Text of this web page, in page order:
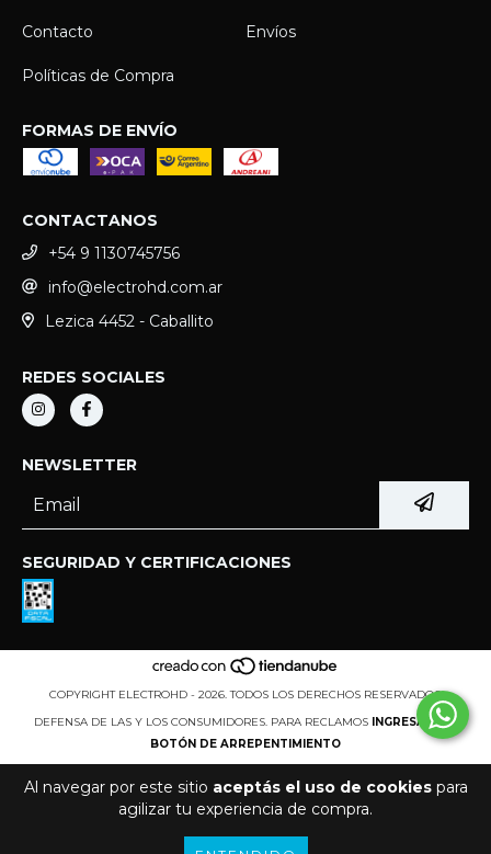
Al navegar por este sitio aceptás el uso de cookiespara
agilizar tu experiencia de compra.
Contacto Envíos
Políticas de Compra
FORMAS DE ENVÍO
CONTACTANOS
+54 9 1130745756
info@electrohd.com.ar
Lezica 4452 - Caballito
REDES SOCIALES
NEWSLETTER
SEGURIDAD Y CERTIFICACIONES
COPYRIGHT ELECTROHD - 2026. TODOS LOS DERECHOS RESERVADOS.
DEFENSA DE LAS Y LOS CONSUMIDORES. PARA RECLAMOS INGRESÁ ACÁ.
BOTÓN DE ARREPENTIMIENTO